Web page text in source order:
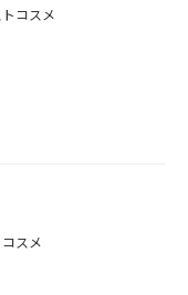
コスメ
スメ